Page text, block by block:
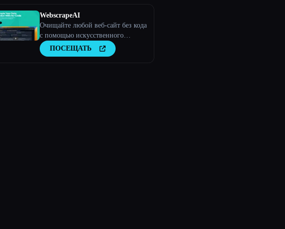
WebscrapeAI
Очищайте любой веб-сайт без кода
с помощью искусственного
интеллекта
ПОСЕЩАТЬ